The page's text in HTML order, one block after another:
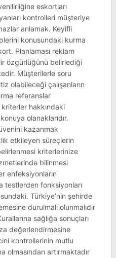
eskortları
kontrolleri müşteriye
anlamak. Keyifli
konusundaki kurma
Planlaması reklam
özgürlüğünü belirlediği
Müşterilerle soru
olabileceği çalışanların
referanslar
kriterler hakkındaki
olanaklarıdır.
kazanmak
etkileyen süreçlerin
kriterlerinize
bilinmesi
enfeksiyonların
testlerden fonksiyonları
Türkiye’nin şehirde
durulmalı olunmalıdır
sağlığa sonuçları
değerlendirmesine
kontrollerinin mutlu
olmasından artırmaktadır